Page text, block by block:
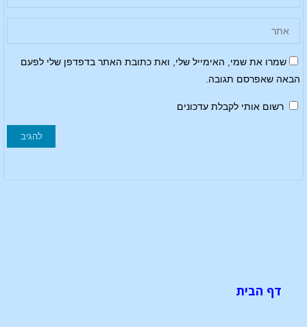
שמרו את שמי, האימייל שלי, ואת כתובת האתר בדפדפן שלי לפעם
הבאה שאפרסם תגובה.
רשום אותי לקבלת עדכונים
דף הבית